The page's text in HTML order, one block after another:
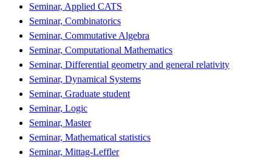
Seminar, Applied CATS
Seminar, Combinatorics
Seminar, Commutative Algebra
Seminar, Computational Mathematics
Seminar, Differential geometry and general relativity
Seminar, Dynamical Systems
Seminar, Graduate student
Seminar, Logic
Seminar, Master
Seminar, Mathematical statistics
Seminar, Mittag-Leffler